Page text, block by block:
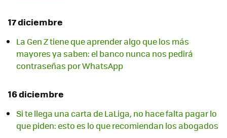
17 diciembre
La Gen Z tiene que aprender algo que los más
mayores ya saben: el banco nunca nos pedirá
contraseñas por WhatsApp
16 diciembre
Si te llega una carta de LaLiga, no hace falta pagar lo
que piden: esto es lo que recomiendan los abogados